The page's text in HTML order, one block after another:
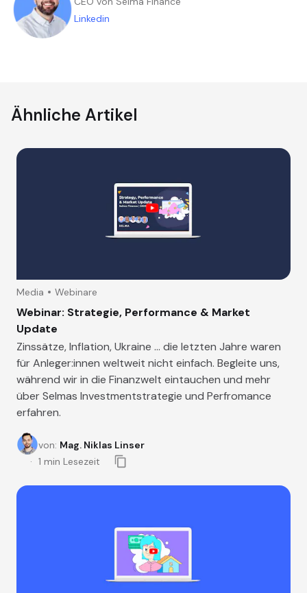
Linkedin
Ähnliche Artikel
Media Webinare
Webinar: Strategie, Performance & Market
Update
Zinssätze, Inflation, Ukraine ... die letzten Jahre waren
für Anleger:innen weltweit nicht einfach. Begleite uns,
während wir in die Finanzwelt eintauchen und mehr
über Selmas Investmentstrategie und Perfromance
erfahren.
von: Mag. Niklas Linser
1 min Lesezeit